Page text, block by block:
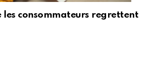
les consommateurs regrettent